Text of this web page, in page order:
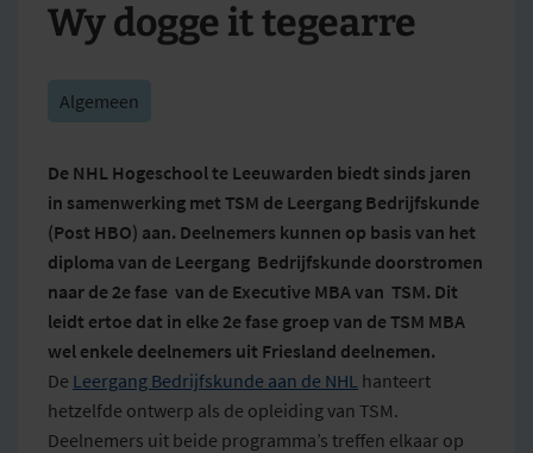
Wy dogge it tegearre
Algemeen
De NHL Hogeschool te Leeuwarden biedt sinds jaren
in samenwerking met TSM de Leergang Bedrijfskunde
(Post HBO) aan. Deelnemers kunnen op basis van het
diploma van de Leergang Bedrijfskunde doorstromen
naar de 2efase van de Executive MBA van TSM. Dit
leidt ertoe dat in elke 2efase groep van de TSM MBA
wel enkele deelnemers uit Friesland deelnemen.
De Leergang Bedrijfskunde aan de NHL hanteert
hetzelfde ontwerp als de opleiding van TSM.
Deelnemers uit beide programma’s treffen elkaar op